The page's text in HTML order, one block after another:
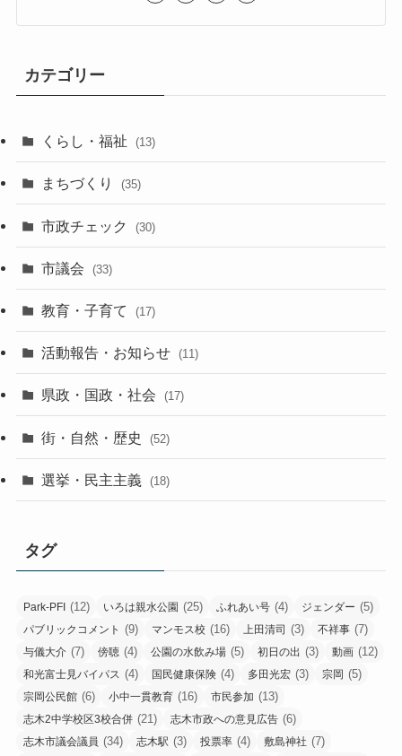
カテゴリー
くらし・福祉 (13)
まちづくり (35)
市政チェック (30)
市議会 (33)
教育・子育て (17)
活動報告・お知らせ (11)
県政・国政・社会 (17)
街・自然・歴史 (52)
選挙・民主主義 (18)
タグ
Park-PFI (12) いろは親水公園 (25) ふれあい号 (4) ジェンダー (5)
パブリックコメント (9) マンモス校 (16) 上田清司 (3) 不祥事 (7)
与儀大介 (7) 傍聴 (4) 公園の水飲み場 (5) 初日の出 (3) 動画 (12)
和光富士見バイパス (4) 国民健康保険 (4) 多田光宏 (3) 宗岡 (5)
宗岡公民館 (6) 小中一貫教育 (16) 市民参加 (13)
志木2中学校区3校合併 (21) 志木市政への意見広告 (6)
志木市議会議員 (34) 志木駅 (3) 投票率 (4) 敷島神社 (7)